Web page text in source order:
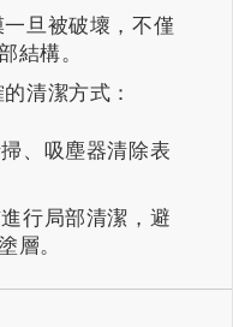
旦被破壞，不僅
結構。
清潔方式：
、吸塵器清除表
行局部清潔，避
層。